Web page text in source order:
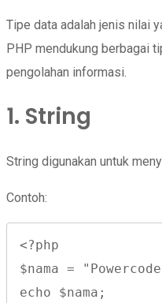
Tipe data adalah jenis nilai
PHP mendukung berbagai
pengolahan informasi.
1. String
String digunakan untuk
Contoh:
<?php
$nama =
echo $nama;